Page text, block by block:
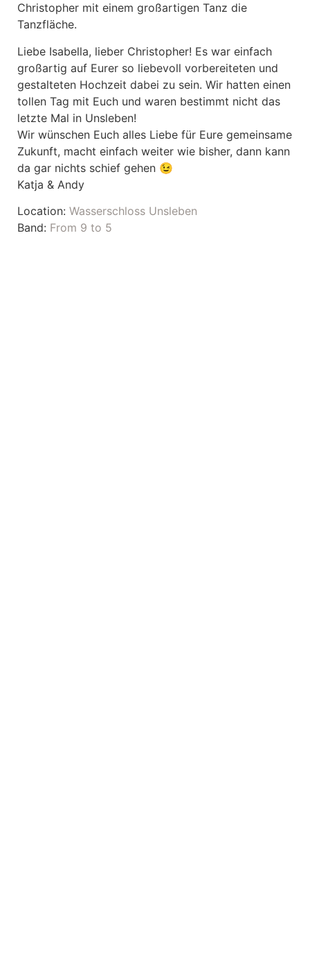
Christopher mit einem großartigen Tanz die
Tanzfläche.
Liebe Isabella, lieber Christopher! Es war einfach
großartig auf Eurer so liebevoll vorbereiteten und
gestalteten Hochzeit dabei zu sein. Wir hatten einen
tollen Tag mit Euch und waren bestimmt nicht das
letzte Mal in Unsleben!
Wir wünschen Euch alles Liebe für Eure gemeinsame
Zukunft, macht einfach weiter wie bisher, dann kann
da gar nichts schief gehen 😉
Katja & Andy
Location: Wasserschloss Unsleben
Band: From 9 to 5